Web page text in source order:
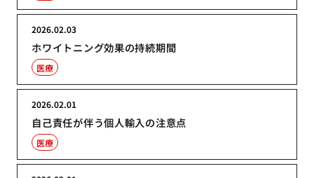
ホワイトニング効果の持続期間
2026.02.03
医療
自己責任が伴う個人輸入の注意点
2026.02.01
医療